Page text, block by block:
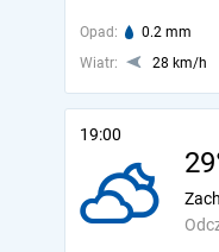
Opad: 0.2 mm
Wiatr:
28 km/h
19:00